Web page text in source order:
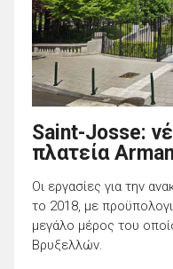
Saint-Josse:
πλατεία
Οι εργασίες για την
το 2018, με
μεγάλο μέρος του
Βρυξελλών.